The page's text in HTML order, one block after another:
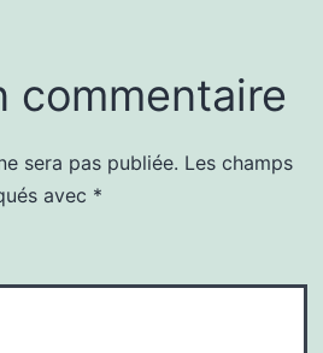
commentaire
sera pas publiée. Les champs
avec *